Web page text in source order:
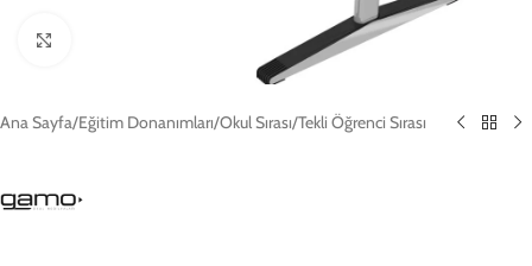
Ana Sayfa/Eğitim Donanımları/Okul Sırası/Tekli Öğrenci Sırası